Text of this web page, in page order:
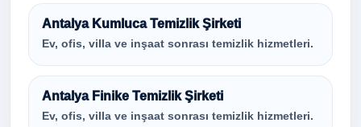
Antalya Kumluca Temizlik Şirketi
Ev, ofis, villa ve inşaat sonrası temizlik hizmetleri.
Antalya Finike Temizlik Şirketi
Ev, ofis, villa ve inşaat sonrası temizlik hizmetleri.